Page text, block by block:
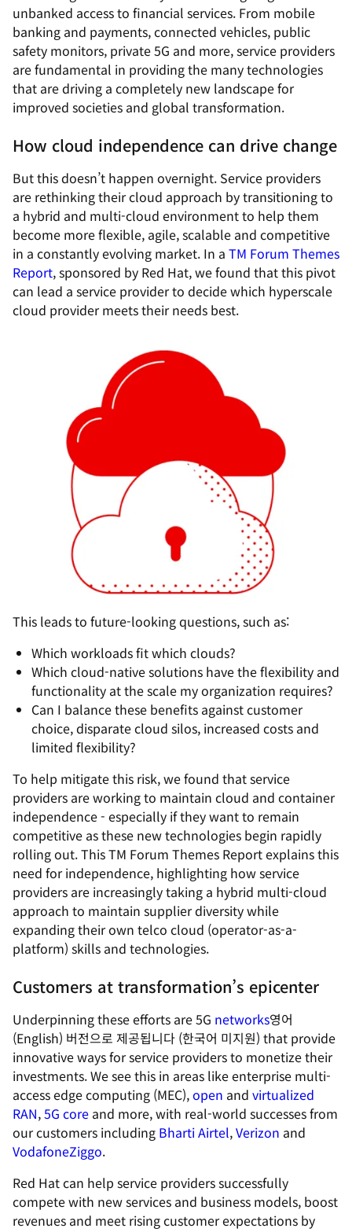
unbanked access to financial services. From mobile
banking and payments, connected vehicles, public
safety monitors, private 5G and more, service providers
are fundamental in providing the many technologies
that are driving a completely new landscape for
improved societies and global transformation.
How cloud independence can drive change
But this doesn’t happen overnight. Service providers
are rethinking their cloud approach by transitioning to
a hybrid and multi-cloud environment to help them
become more flexible, agile, scalable and competitive
in a constantly evolving market. In a TM Forum Themes
Report, sponsored by Red Hat, we found that this pivot
can lead a service provider to decide which hyperscale
cloud provider meets their needs best.
This leads to future-looking questions, such as:
Which workloads fit which clouds?
Which cloud-native solutions have the flexibility and
functionality at the scale my organization requires?
Can I balance these benefits against customer
choice, disparate cloud silos, increased costs and
limited flexibility?
To help mitigate this risk, we found that service
providers are working to maintain cloud and container
independence - especially if they want to remain
competitive as these new technologies begin rapidly
rolling out. This TM Forum Themes Report explains this
need for independence, highlighting how service
providers are increasingly taking a hybrid multi-cloud
approach to maintain supplier diversity while
expanding their own telco cloud (operator-as-a-
platform) skills and technologies.
Customers at transformation’s epicenter
Underpinning these efforts are 5G networks영어
(English) 버전으로 제공됩니다 (한국어 미지원) that provide
innovative ways for service providers to monetize their
investments. We see this in areas like enterprise multi-
access edge computing (MEC),open and virtualized
RAN,5G core and more, with real-world successes from
our customers including Bharti Airtel,Verizon and
VodafoneZiggo.
Red Hat can help service providers successfully
compete with new services and business models, boost
revenues and meet rising customer expectations by